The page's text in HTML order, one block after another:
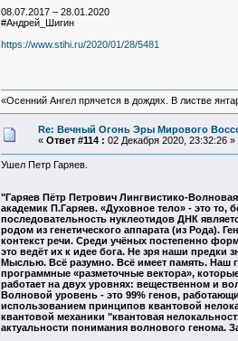
08.07.2017 – 28.01.2020
#Андрей_Шигин
https://www.stihi.ru/2020/01/28/5481
«Осенний Ангел прячется в дождях. В листве
Re: Вечный Огонь Эры Мирового
« Ответ #114 : 02 Декабря 2020, 23:32:26 »
Ушел Петр Гаряев.
"Гаряев Пётр Петрович Лингвистико-
академик П.Гаряев. «Духовное тело» - это то,
последовательность нуклеотидов ДНК
родом из генетического аппарата (из Рода).
контекст речи. Среди учёных постепенно
это ведёт их к идее бога. Не зря наши
Мыслью. Всё разумно. Всё имеет память. Наш
программные «разметочные вектора»,
работает на двух уровнях: вещественном и
Волновой уровень - это 99% генов,
использованием принципов квантовой
квантовой механики "квантовая
актуальности понимания волнового генома.